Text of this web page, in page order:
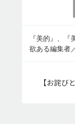
『美的』、
欲ある編集者
【お詫び